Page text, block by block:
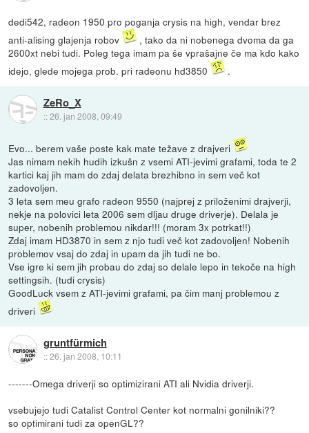
dedi542, radeon 1950 pro poganja crysis na high, vendar brez
anti-alising glajenja robov
, tako da ni nobenega dvoma da ga
2600xt nebi tudi. Poleg tega imam pa še vprašajne če ma kdo kako
idejo, glede mojega prob. pri radeonu hd3850
.
ZeRo_X
::26. jan 2008, 09:49
Evo... berem vaše poste kak mate težave z drajveri
Jas nimam nekih hudih izkušn z vsemi ATI-jevimi grafami, toda te 2
kartici kaj jih mam do zdaj delata brezhibno in sem več kot
zadovoljen.
3 leta sem meu grafo radeon 9550 (najprej z priloženimi drajverji,
nekje na polovici leta 2006 sem dljau druge driverje). Delala je
super, nobenih problemou nikdar!!! (moram 3x potrkat!!)
Zdaj imam HD3870 in sem z njo tudi več kot zadovoljen! Nobenih
problemov vsaj do zdaj in upam da jih tudi ne bo.
Vse igre ki sem jih probau do zdaj so delale lepo in tekoče na high
settingsih. (tudi crysis)
GoodLuck vsem z ATI-jevimi grafami, pa čim manj problemou z
driveri
gruntfürmich
::26. jan 2008, 10:11
-------Omega driverji so optimizirani ATI ali Nvidia driverji.
vsebujejo tudi Catalist Control Center kot normalni gonilniki??
so optimirani tudi za openGL??